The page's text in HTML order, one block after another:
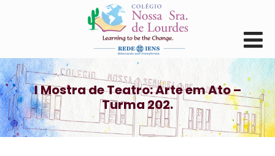
I Mostra de Teatro: Arte em Ato –
Turma 202.